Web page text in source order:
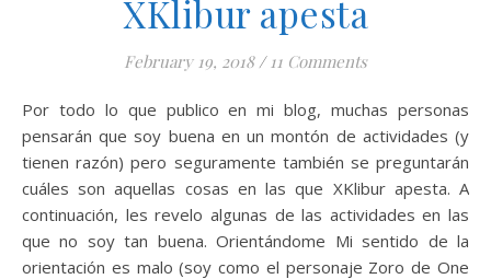
XKlibur apesta
February 19, 2018 / 11 Comments
Por todo lo que publico en mi blog, muchas personas
pensarán que soy buena en un montón de actividades (y
tienen razón) pero seguramente también se preguntarán
cuáles son aquellas cosas en las que XKlibur apesta. A
continuación, les revelo algunas de las actividades en las
que no soy tan buena. Orientándome Mi sentido de la
orientación es malo (soy como el personaje Zoro de One